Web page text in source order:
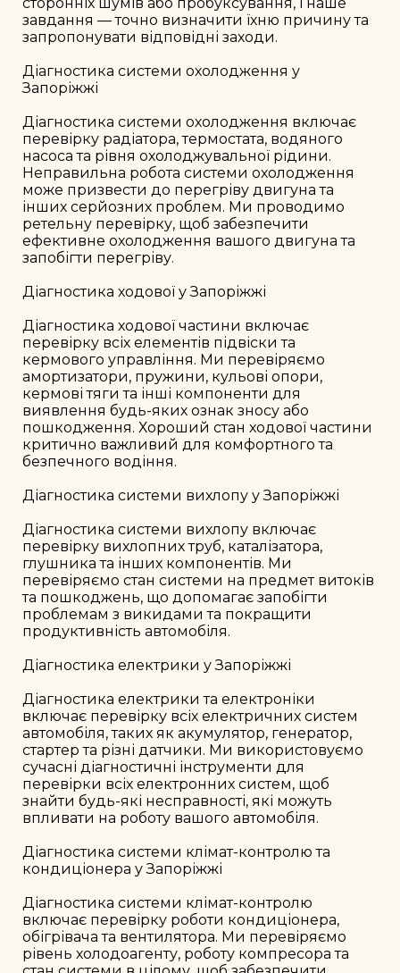
завдання — точно визначити їхню причину та
запропонувати відповідні заходи.
Діагностика системи охолодження у
Запоріжжі
Діагностика системи охолодження включає
перевірку радіатора, термостата, водяного
насоса та рівня охолоджувальної рідини.
Неправильна робота системи охолодження
може призвести до перегріву двигуна та
інших серйозних проблем. Ми проводимо
ретельну перевірку, щоб забезпечити
ефективне охолодження вашого двигуна та
запобігти перегріву.
Діагностика ходової у Запоріжжі
Діагностика ходової частини включає
перевірку всіх елементів підвіски та
кермового управління. Ми перевіряємо
амортизатори, пружини, кульові опори,
кермові тяги та інші компоненти для
виявлення будь-яких ознак зносу або
пошкодження. Хороший стан ходової частини
критично важливий для комфортного та
безпечного водіння.
Діагностика системи вихлопу у Запоріжжі
Діагностика системи вихлопу включає
перевірку вихлопних труб, каталізатора,
глушника та інших компонентів. Ми
перевіряємо стан системи на предмет витоків
та пошкоджень, що допомагає запобігти
проблемам з викидами та покращити
продуктивність автомобіля.
Діагностика електрики у Запоріжжі
Діагностика електрики та електроніки
включає перевірку всіх електричних систем
автомобіля, таких як акумулятор, генератор,
стартер та різні датчики. Ми використовуємо
сучасні діагностичні інструменти для
перевірки всіх електронних систем, щоб
знайти будь-які несправності, які можуть
впливати на роботу вашого автомобіля.
Діагностика системи клімат-контролю та
кондиціонера у Запоріжжі
Діагностика системи клімат-контролю
включає перевірку роботи кондиціонера,
обігрівача та вентилятора. Ми перевіряємо
рівень холодоагенту, роботу компресора та